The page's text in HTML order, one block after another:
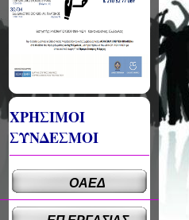
ΧΡΗΣΙΜΟΙ
ΣΥΝΔΕΣΜΟΙ
ΟΑΕΔ